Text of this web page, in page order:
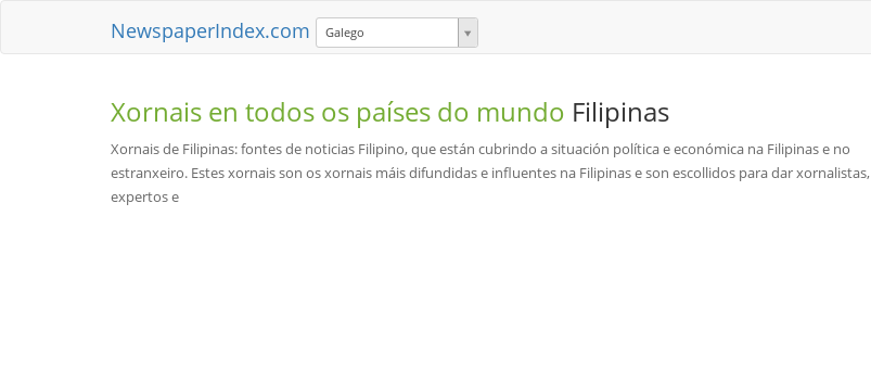
NewspaperIndex.com Galego
Xornais en todos os países do mundo Filipinas
Xornais de Filipinas: fontes de noticias Filipino, que están cubrindo a situación política e económica na Filipinas e no
estranxeiro. Estes xornais son os xornais máis difundidas e influentes na Filipinas e son escollidos para dar xornalistas,
expertos e